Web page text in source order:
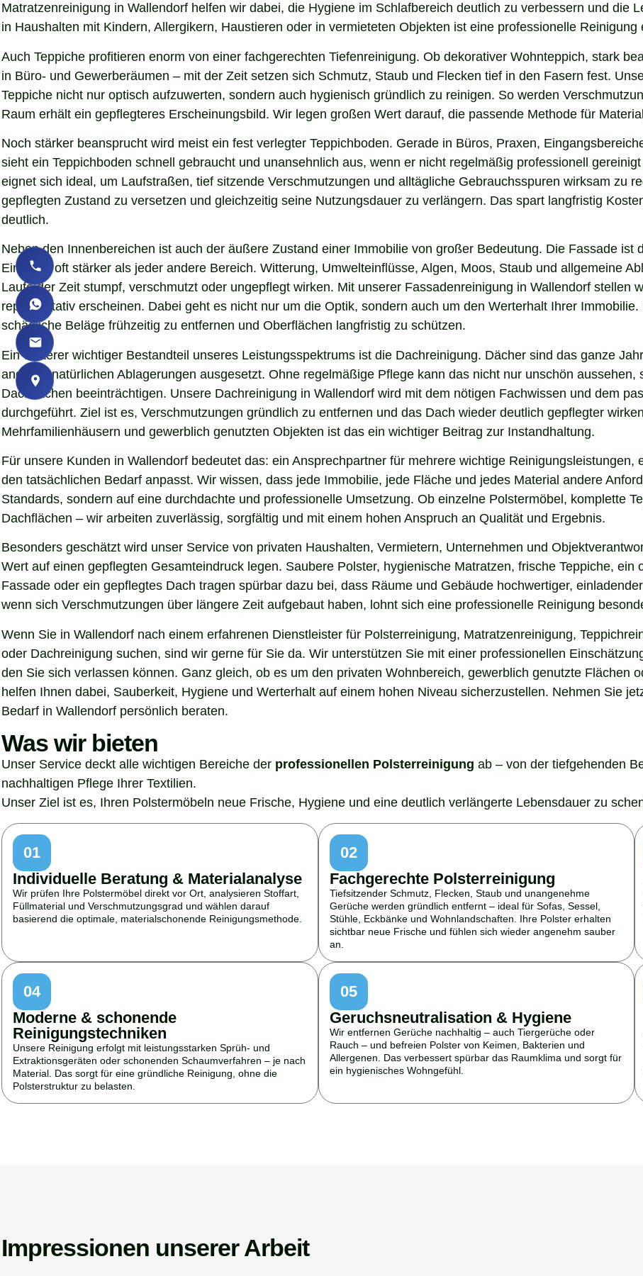
Matratzenreinigung in Wallendorf helfen wir dabei, die Hygiene im Schlafbereich deutlich zu verbessern und die
in Haushalten mit Kindern, Allergikern, Haustieren oder in vermieteten Objekten ist eine professionelle Reinigung
Auch Teppiche profitieren enorm von einer fachgerechten Tiefenreinigung. Ob dekorativer Wohnteppich, stark
in Büro- und Gewerberäumen – mit der Zeit setzen sich Schmutz, Staub und Flecken tief in den Fasern fest.
Teppiche nicht nur optisch aufzuwerten, sondern auch hygienisch gründlich zu reinigen. So werden
Raum erhält ein gepflegteres Erscheinungsbild. Wir legen großen Wert darauf, die passende Methode für
Noch stärker beansprucht wird meist ein fest verlegter Teppichboden. Gerade in Büros, Praxen,
sieht ein Teppichboden schnell gebraucht und unansehnlich aus, wenn er nicht regelmäßig professionell
eignet sich ideal, um Laufstraßen, tief sitzende Verschmutzungen und alltägliche Gebrauchsspuren wirksam zu
gepflegten Zustand zu versetzen und gleichzeitig seine Nutzungsdauer zu verlängern. Das spart langfristig
deutlich.
Neben den Innenbereichen ist auch der äußere Zustand einer Immobilie von großer Bedeutung. Die Fassade ist
Eindruck oft stärker als jeder andere Bereich. Witterung, Umwelteinflüsse, Algen, Moos, Staub und allgemeine
Laufe der Zeit stumpf, verschmutzt oder ungepflegt wirken. Mit unserer Fassadenreinigung in Wallendorf stellen
repräsentativ erscheinen. Dabei geht es nicht nur um die Optik, sondern auch um den Werterhalt Ihrer
schädliche Beläge frühzeitig zu entfernen und Oberflächen langfristig zu schützen.
Ein weiterer wichtiger Bestandteil unseres Leistungsspektrums ist die Dachreinigung. Dächer sind das ganze
anderen natürlichen Ablagerungen ausgesetzt. Ohne regelmäßige Pflege kann das nicht nur unschön
Dachflächen beeinträchtigen. Unsere Dachreinigung in Wallendorf wird mit dem nötigen Fachwissen und dem
durchgeführt. Ziel ist es, Verschmutzungen gründlich zu entfernen und das Dach wieder deutlich gepflegter
Mehrfamilienhäusern und gewerblich genutzten Objekten ist das ein wichtiger Beitrag zur Instandhaltung.
Für unsere Kunden in Wallendorf bedeutet das: ein Ansprechpartner für mehrere wichtige
den tatsächlichen Bedarf anpasst. Wir wissen, dass jede Immobilie, jede Fläche und jedes Material andere
Standards, sondern auf eine durchdachte und professionelle Umsetzung. Ob einzelne Polstermöbel, komplette
Dachflächen – wir arbeiten zuverlässig, sorgfältig und mit einem hohen Anspruch an Qualität und Ergebnis.
Besonders geschätzt wird unser Service von privaten Haushalten, Vermietern, Unternehmen und
Wert auf einen gepflegten Gesamteindruck legen. Saubere Polster, hygienische Matratzen, frische Teppiche,
Fassade oder ein gepflegtes Dach tragen spürbar dazu bei, dass Räume und Gebäude hochwertiger,
wenn sich Verschmutzungen über längere Zeit aufgebaut haben, lohnt sich eine professionelle Reinigung
Wenn Sie in Wallendorf nach einem erfahrenen Dienstleister für Polsterreinigung, Matratzenreinigung,
oder Dachreinigung suchen, sind wir gerne für Sie da. Wir unterstützen Sie mit einer professionellen
den Sie sich verlassen können. Ganz gleich, ob es um den privaten Wohnbereich, gewerblich genutzte Flächen
helfen Ihnen dabei, Sauberkeit, Hygiene und Werterhalt auf einem hohen Niveau sicherzustellen. Nehmen Sie
Bedarf in Wallendorf persönlich beraten.
Was wir bieten
Unser Service deckt alle wichtigen Bereiche der professionellen Polsterreinigung ab – von der tiefgehenden
nachhaltigen Pflege Ihrer Textilien.
Unser Ziel ist es, Ihren Polstermöbeln neue Frische, Hygiene und eine deutlich verlängerte Lebensdauer zu
01
Individuelle Beratung & Materialanalyse
Wir prüfen Ihre Polstermöbel direkt vor Ort, analysieren Stoffart,
Füllmaterial und Verschmutzungsgrad und wählen darauf
basierend die optimale, materialschonende Reinigungsmethode.
02
Fachgerechte Polsterreinigung
Tiefsitzender Schmutz, Flecken, Staub und unangenehme
Gerüche werden gründlich entfernt – ideal für Sofas, Sessel,
Stühle, Eckbänke und Wohnlandschaften. Ihre Polster erhalten
sichtbar neue Frische und fühlen sich wieder angenehm sauber
an.
04
Moderne & schonende
Reinigungstechniken
Unsere Reinigung erfolgt mit leistungsstarken Sprüh- und
Extraktionsgeräten oder schonenden Schaumverfahren – je nach
Material. Das sorgt für eine gründliche Reinigung, ohne die
Polsterstruktur zu belasten.
05
Geruchsneutralisation & Hygiene
Wir entfernen Gerüche nachhaltig – auch Tiergerüche oder
Rauch – und befreien Polster von Keimen, Bakterien und
Allergenen. Das verbessert spürbar das Raumklima und sorgt für
ein hygienisches Wohngefühl.
Impressionen unserer Arbeit